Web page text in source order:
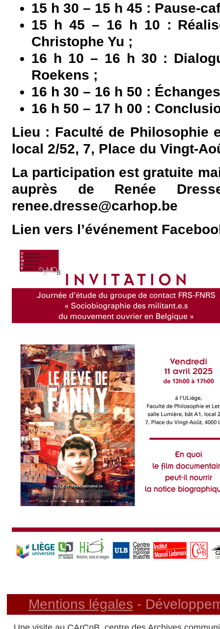
15 h 30 – 15 h 45 : Pause-
15 h 45 – 16 h 10 :
Christophe Yu ;
16 h 10 – 16 h 30 :
Roekens ;
16 h 30 – 16 h 50 :
16 h 50 – 17 h 00 :
Lieu : Faculté de Philosophie
local 2/52, 7, Place du Vingt-
La participation est gratuite
auprès de Renée
renee.dresse@carhop.be
Lien vers l’événement
Mentions légales -